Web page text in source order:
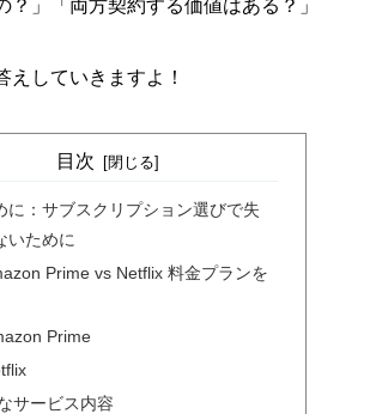
？」「両方契約する価値はある？」
えしていきますよ！
目次
に：サブスクリプション選びで失
いために
Prime vs Netflix 料金プランを
Prime
サービス内容